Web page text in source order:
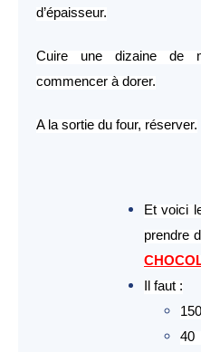
d’épaisseur.
Cuire une dizaine de
commencer à dorer.
A la sortie du four, réserver.
Et voici
prendre
Il faut :
40